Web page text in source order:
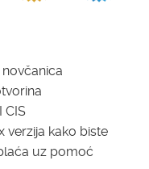
CIS
verzija kako biste
uz pomoć